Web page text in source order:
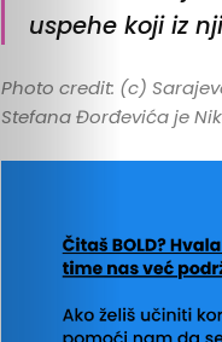
uspehe koji iz
Photo credit: (c)
Stefana Đorđevića je